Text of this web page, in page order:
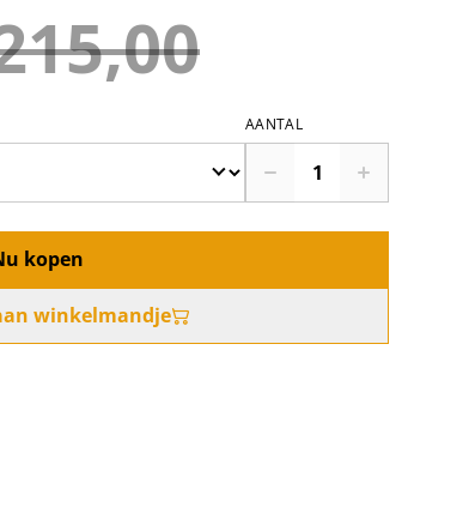
AANTAL
kopen
winkelmandje